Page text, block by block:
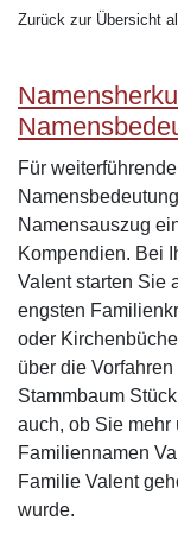
Zurück zur Übersicht
Für
Namensbedeutung
Namensauszug
Kompendien. Bei
Valent starten Sie
engsten
oder
über die
Stammbaum
auch, ob Sie mehr
Familiennamen
Familie Valent
wurde.